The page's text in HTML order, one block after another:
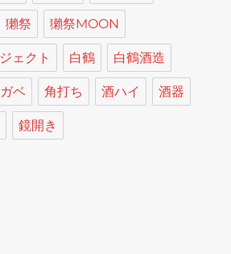
獺祭 獺祭MOON
ェクト 白鶴 白鶴酒造
ベ 角打ち 酒ハイ 酒器
鏡開き